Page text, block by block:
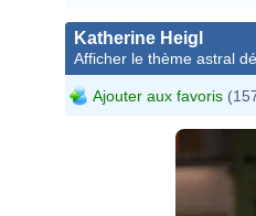
Katherine Heigl
Afficher le thème astral
Ajouter aux favoris